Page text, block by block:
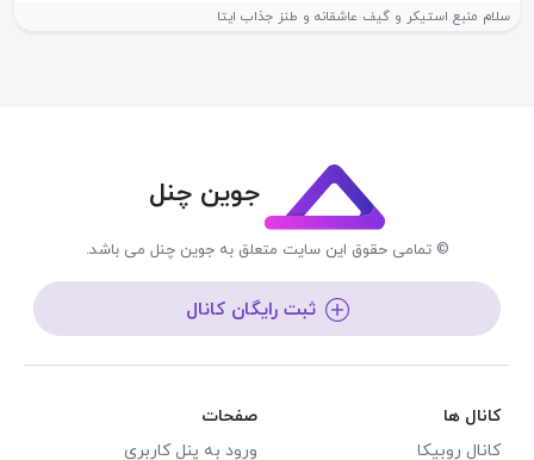
سلام منبع استیکر و گیف عاشقانه و طنز جذاب ایتا
جوین چنل
© تمامی حقوق این سایت متعلق به جوین چنل می باشد.
ثبت رایگان کانال
کانال ها
کانال روبیکا
صفحات
ورود به پنل کاربری